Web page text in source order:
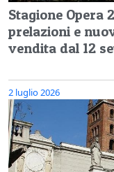
Stagione Opera
prelazioni e
vendita dal 12
2 luglio 2026